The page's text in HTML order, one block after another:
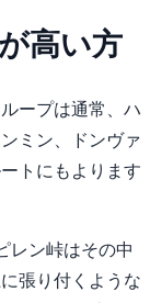
高い方
ープは通常、ハ
ミン、ドンヴァ
トにもよります
レン峠はその中
張り付くような